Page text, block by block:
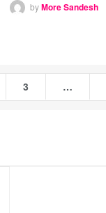
byMore Sandesh
3 …